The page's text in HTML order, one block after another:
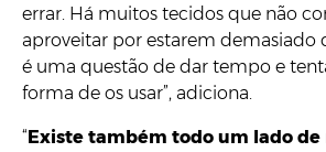
errar. Há muitos tecidos que não
aproveitar por estarem demasiado
é uma questão de dar tempo e
forma de os usar”, adiciona.
“ Existe também todo um lado